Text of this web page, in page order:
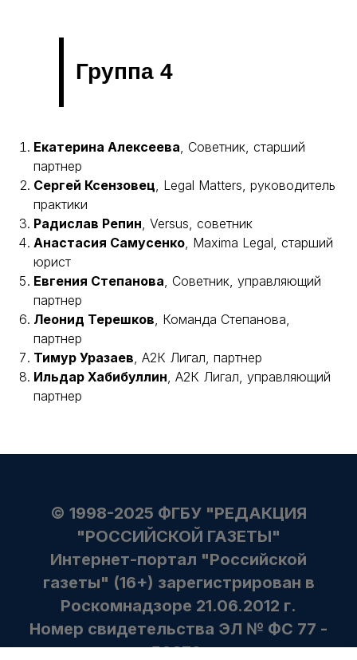
Группа 4
Екатерина Алексеева , Советник, старший
партнер
Сергей Ксензовец , Legal Matters, руководитель
практики
Радислав Репин , Versus, советник
Анастасия Самусенко , Maxima Legal, старший
юрист
Евгения Степанова , Советник, управляющий
партнер
Леонид Терешков , Команда Степанова,
партнер
Тимур Уразаев , А2К Лигал, партнер
Ильдар Хабибуллин , А2К Лигал, управляющий
партнер
© 1998-2025 ФГБУ "РЕДАКЦИЯ
"РОССИЙСКОЙ ГАЗЕТЫ"
Интернет-портал "Российской
газеты" (16+) зарегистрирован в
Роскомнадзоре 21.06.2012 г.
Номер свидетельства ЭЛ № ФС 77 -
50379.